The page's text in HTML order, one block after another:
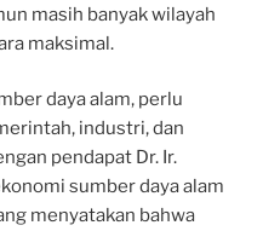
masih banyak wilayah
maksimal.
daya alam, perlu
industri, dan
pendapat Dr. Ir.
sumber daya alam
menyatakan bahwa